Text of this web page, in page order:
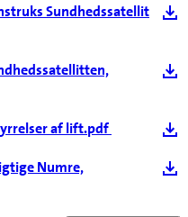
Sundhedssatellit
af lift.pdf
Numre,